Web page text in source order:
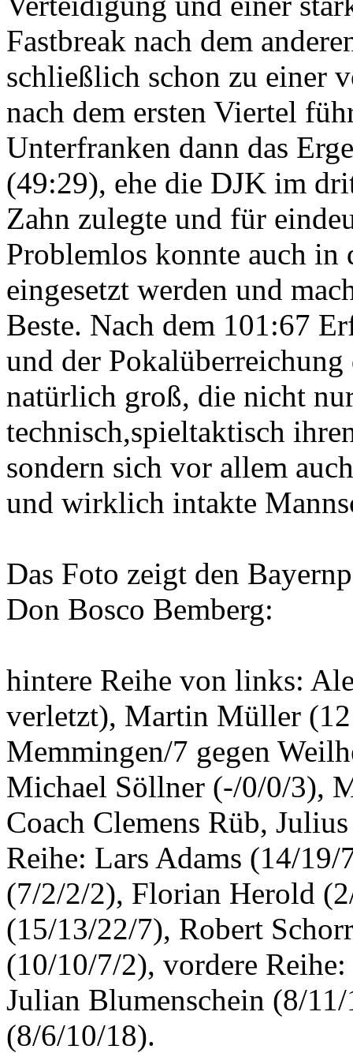
Fastbreak nach dem
schließlich schon zu einer
nach dem ersten Viertel
Unterfranken dann das
(49:29), ehe die DJK im
Zahn zulegte und für
Problemlos konnte auch in
eingesetzt werden und
Beste. Nach dem 101:67
und der
natürlich groß, die nicht
technisch,spieltaktisch
sondern sich vor allem
und wirklich intakte
Das Foto zeigt den
Don Bosco Bemberg:
hintere Reihe von links:
verletzt), Martin Müller (12
Memmingen/7 gegen
Michael Söllner (-/0/0/3),
Coach Clemens Rüb,
Reihe: Lars Adams (14/
(7/2/2/2), Florian Herold
(15/13/22/7), Robert
(10/10/7/2), vordere
Julian Blumenschein (8/
(8/6/10/18).